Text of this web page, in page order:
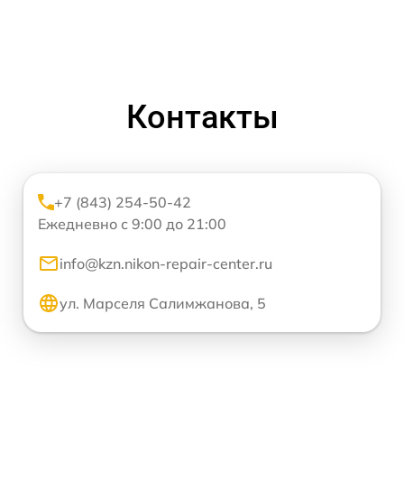
Контакты
+7 (843) 254-50-42
Ежедневно с 9:00 до 21:00
info@kzn.nikon-repair-center.ru
ул. Марселя Салимжанова, 5